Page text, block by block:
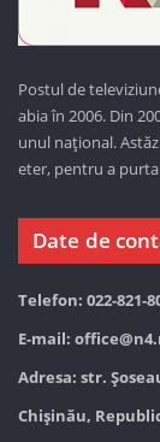
Postul de
abia în 2006. Din
unul național.
eter, pentru a
Date de
Telefon: 022-821-
E-mail:
Adresa: str.
Chișinău,